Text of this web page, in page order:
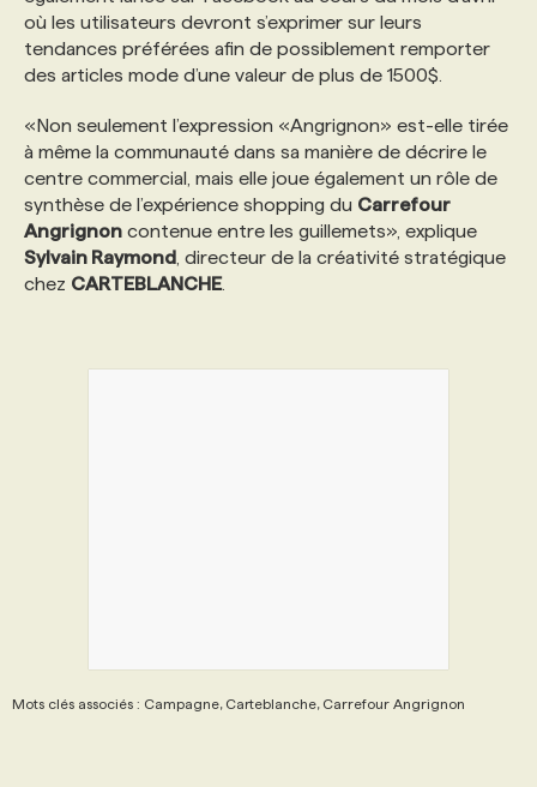
FAQ
où les utilisateurs devront s’exprimer sur leurs
tendances préférées afin de possiblement remporter
des articles mode d’une valeur de plus de 1500$.
«Non seulement l’expression «Angrignon» est-elle tirée
à même la communauté dans sa manière de décrire le
centre commercial, mais elle joue également un rôle de
synthèse de l’expérience shopping du Carrefour
Angrignon contenue entre les guillemets», explique
Sylvain Raymond , directeur de la créativité stratégique
chez CARTEBLANCHE.
Mots clés associés : Campagne, Carteblanche, Carrefour Angrignon